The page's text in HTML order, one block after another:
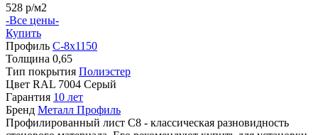
528 р/м2
-Все цены-
Купить
Профиль С-8х1150
Толщина 0,65
Тип покрытия Полиэстер
Цвет RAL 7004 Серый
Гарантия 10 лет
Бренд Металл Профиль
Профилированный лист С8 - классическая разновидность